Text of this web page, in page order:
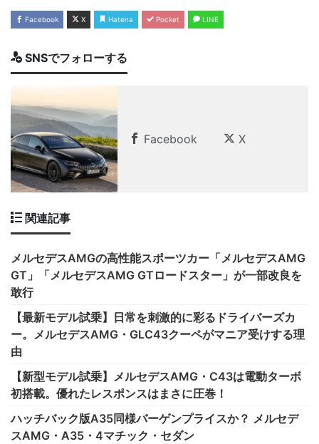
Facebook X Hatena Pocket LINE
SNSでフォローする
Facebook X
関連記事
メルセデスAMGの高性能スポーツカー「メルセデスAMG
GT」「メルセデスAMG GTロードスター」が一部改良を
敢行
【最新モデル試乗】日常を刺激的に彩るドライバーズカ
ー。メルセデスAMG・GLC43クーペがマニア受けする理
由
【新型モデル試乗】メルセデスAMG・C43は電動ターボ
初搭載。優れたレスポンスはまさに圧巻！
ハッチバック版A35同様バーゲンプライスか？ メルセデ
スAMG・A35・4マチック・セダン